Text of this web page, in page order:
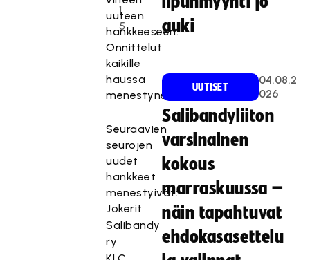
1
5
uuteen
hankkeeseen.
Onnittelut
kaikille
haussa
menestyneille!
Seuraavien
seurojen
uudet
hankkeet
menestyivät:
Jokerit
Salibandy
ry
auki
UUTISET
04.08.2
026
Salibandyliiton
varsinainen
kokous
marraskuussa –
näin tapahtuvat
ehdokasasettelu